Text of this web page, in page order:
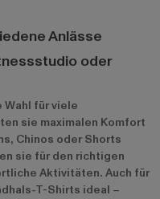
Anlässe
oder
für viele
sie maximalen Komfort
Chinos oder Shorts
sie für den richtigen
Aktivitäten. Auch für
T-Shirts ideal –